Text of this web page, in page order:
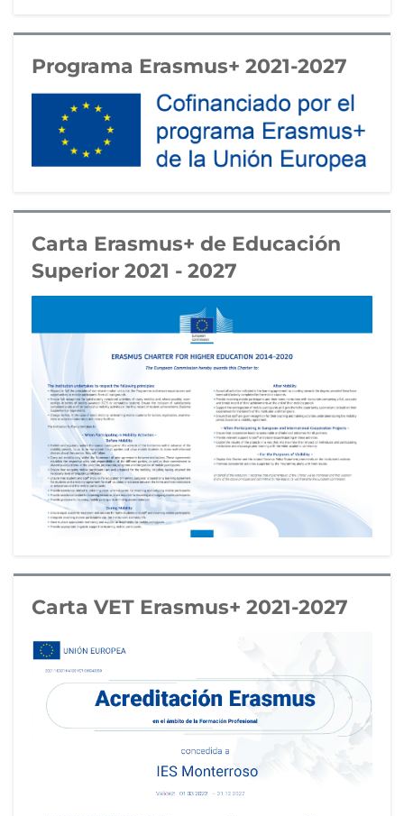
Programa Erasmus+ 2021-2027
Carta Erasmus+ de Educación
Superior 2021 - 2027
Carta VET Erasmus+ 2021-2027